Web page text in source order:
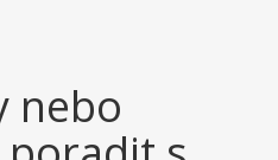
nebo